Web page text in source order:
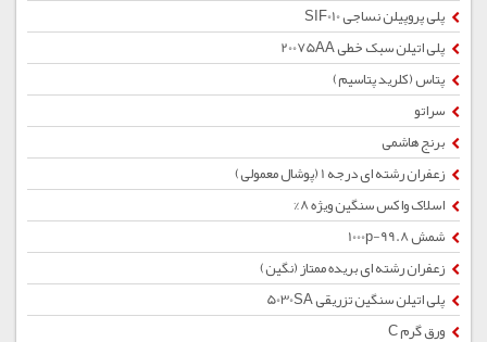
پلی پروپیلن نساجی SIF010
پلی اتیلن سبک خطی 20075AA
پتاس (کلرید پتاسیم)
سراتو
برنج هاشمی
زعفران رشته ای درجه 1 (پوشال معمولی)
اسلاک واکس سنگین ویژه 8%
شمش 1000p-99.8
زعفران رشته ای بریده ممتاز (نگین)
پلی اتیلن سنگین تزریقی 5030SA
ورق گرم C